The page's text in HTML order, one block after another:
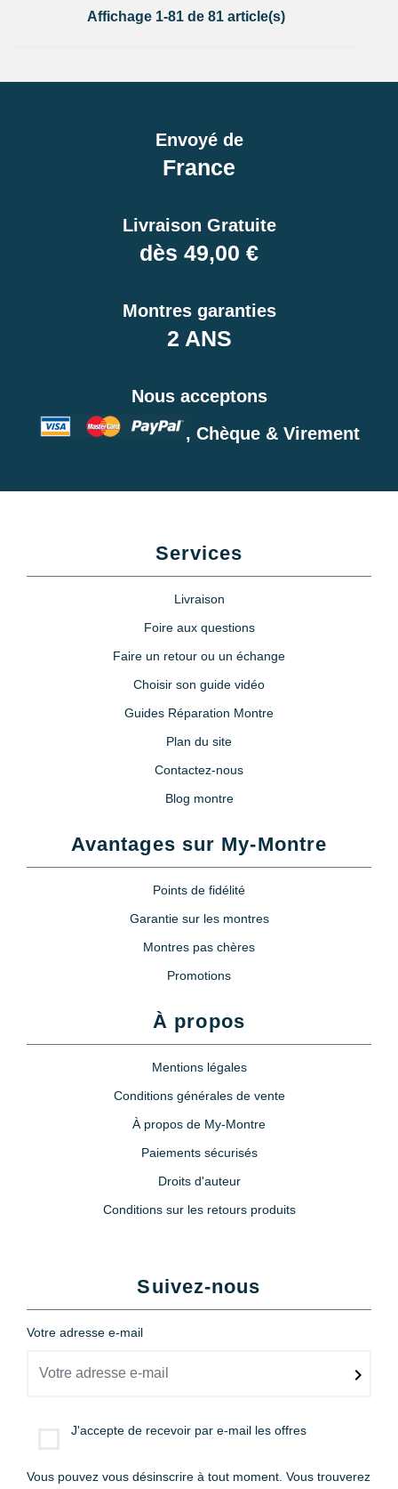
Affichage 1-81 de 81 article(s)
Envoyé de
France
Livraison Gratuite
dès 49,00 €
Montres garanties
2 ANS
Nous acceptons
, Chèque & Virement
Services
Livraison
Foire aux questions
Faire un retour ou un échange
Choisir son guide vidéo
Guides Réparation Montre
Plan du site
Contactez-nous
Blog montre
Avantages sur My-Montre
Points de fidélité
Garantie sur les montres
Montres pas chères
Promotions
À propos
Mentions légales
Conditions générales de vente
À propos de My-Montre
Paiements sécurisés
Droits d'auteur
Conditions sur les retours produits
Suivez-nous
Votre adresse e-mail
J'accepte de recevoir par e-mail les offres
Vous pouvez vous désinscrire à tout moment. Vous trouverez